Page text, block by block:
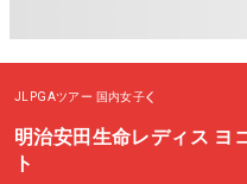
JLPGAツアー 国内女子
明治安田生命レディス ヨ
ト